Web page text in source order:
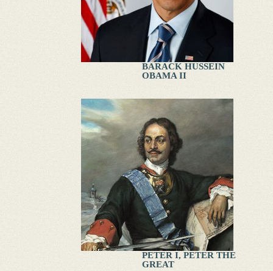
BARACK HUSSEIN
OBAMA II
PETER I, PETER THE
GREAT